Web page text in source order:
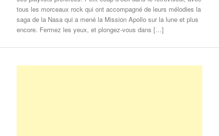
tous les morceaux rock qui ont accompagné de leurs mélodies la
saga de la Nasa qui a mené la Mission Apollo sur la lune et plus
encore. Fermez les yeux, et plongez-vous dans […]